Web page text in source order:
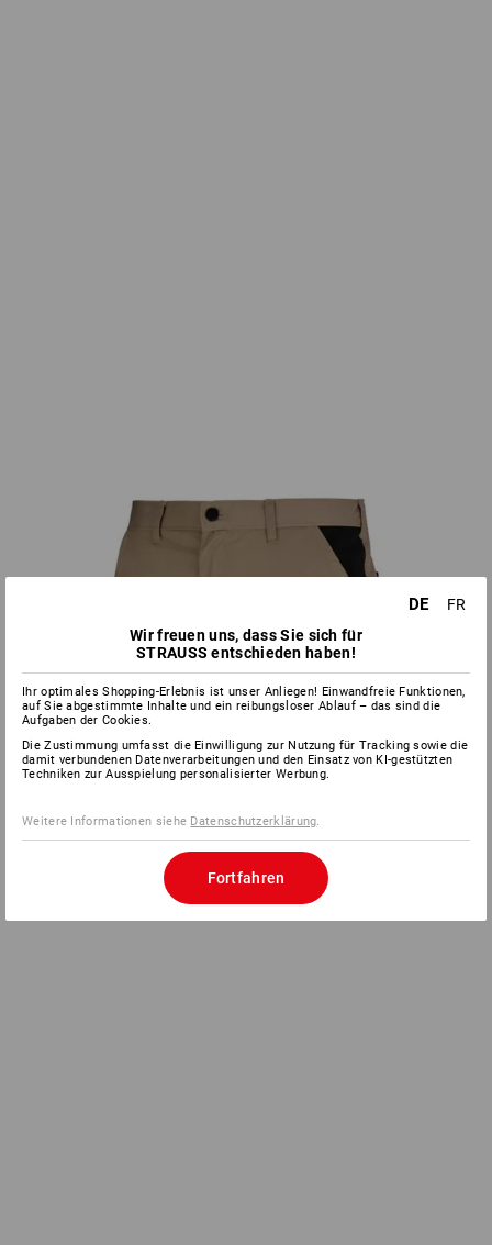
DE
FR
Wir freuen uns, dass Sie sich für
STRAUSS entschieden haben!
Ihr optimales Shopping-Erlebnis ist unser Anliegen! Einwandfreie Funktionen,
auf Sie abgestimmte Inhalte und ein reibungsloser Ablauf – das sind die
Aufgaben der Cookies.
Die Zustimmung umfasst die Einwilligung zur Nutzung für Tracking sowie die
damit verbundenen Datenverarbeitungen und den Einsatz von KI-gestützten
Techniken zur Ausspielung personalisierter Werbung.
Weitere Informationen siehe Datenschutzerklärung
Fortfahren